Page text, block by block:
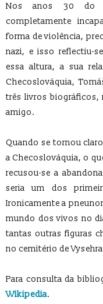
Nos anos 30 do
completamente
forma de violência,
nazi, e isso reflectiu-
essa altura, a sua
Checoslováquia,
três livros biográficos,
amigo.
Quando se tornou
a Checoslováquia, o
recusou-se a
seria um dos
Ironicamente a
mundo dos vivos no
tantas outras figuras
no cemitério de
Para consulta da
Wikipedia.